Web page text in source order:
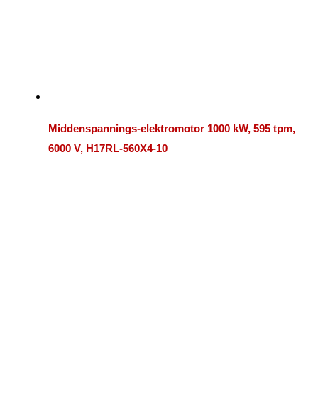
Middenspannings-elektromotor 1000 kW, 595 tpm,
6000 V, H17RL-560X4-10